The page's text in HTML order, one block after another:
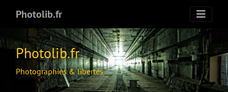
Photolib.fr
Photolib.fr
Photographies & libertés